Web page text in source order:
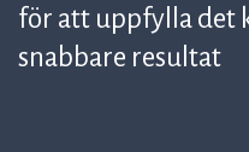
för att uppfylla det
snabbare resultat